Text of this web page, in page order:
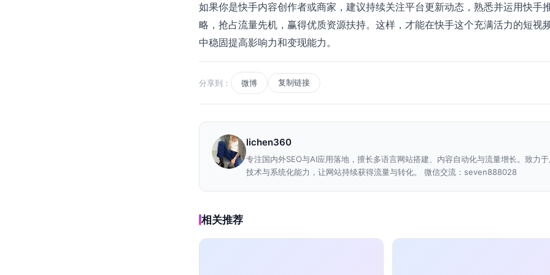
如果你是快手内容创作者或商家，建议持续关注平台更新动态，熟悉并运用快手
略，抢占流量先机，赢得优质资源扶持。这样，才能在快手这个充满活力的短视
中稳固提高影响力和变现能力。
分享到： 微博 复制链接
lichen360
专注国内外SEO与AI应用落地，擅长多语言网站搭建、内容自动化与流量增长。致力于
技术与系统化能力，让网站持续获得流量与转化。 微信交流：seven888028
相关推荐